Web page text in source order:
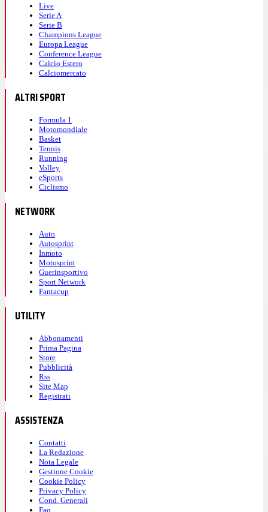
Live
Serie A
Serie B
Champions League
Europa League
Conference League
Calcio Estero
Calciomercato
ALTRI SPORT
Formula 1
Motomondiale
Basket
Tennis
Running
Volley
eSports
Ciclismo
NETWORK
Auto
Autosprint
Inmoto
Motosprint
Guerinsportivo
Sport Network
Fantacup
UTILITY
Abbonamenti
Prima Pagina
Store
Pubblicità
Rss
Site Map
Registrati
ASSISTENZA
Contatti
La Redazione
Nota Legale
Gestione Cookie
Cookie Policy
Privacy Policy
Cond. Generali
Faq